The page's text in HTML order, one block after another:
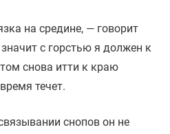
на средине, — говорит
с горстью я должен к
снова итти к краю
течет.
снопов он не